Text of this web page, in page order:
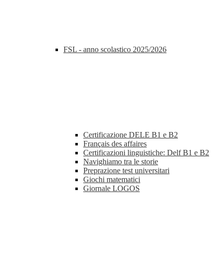
FSL - anno scolastico 2025/2026
Certificazione DELE B1 e B2
Français des affaires
Certificazioni linguistiche: Delf B1 e B2
Navighiamo tra le storie
Preprazione test universitari
Giochi matematici
Giornale LOGOS